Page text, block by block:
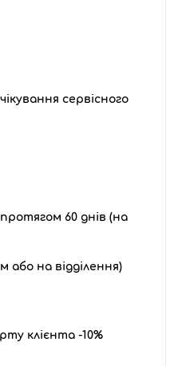
сервісного
60 днів (на
або на відділення)
клієнта -10%